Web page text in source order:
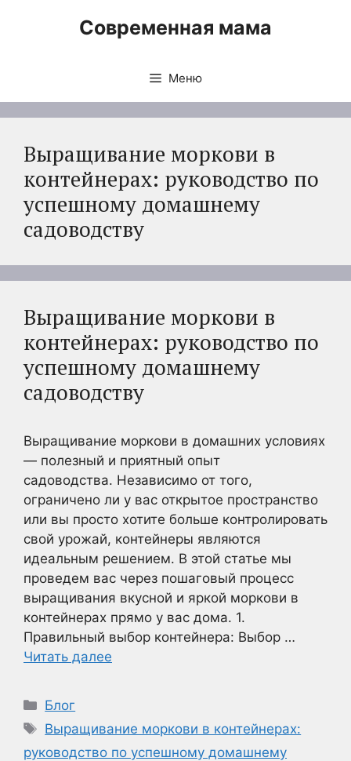
Современная мама
Меню
Выращивание моркови в
контейнерах: руководство по
успешному домашнему
садоводству
Выращивание моркови в
контейнерах: руководство по
успешному домашнему
садоводству
Выращивание моркови в домашних условиях
— полезный и приятный опыт
садоводства. Независимо от того,
ограничено ли у вас открытое пространство
или вы просто хотите больше контролировать
свой урожай, контейнеры являются
идеальным решением. В этой статье мы
проведем вас через пошаговый процесс
выращивания вкусной и яркой моркови в
контейнерах прямо у вас дома. 1.
Правильный выбор контейнера: Выбор …
Читать далее
Рубрики
Блог
Метки
Выращивание моркови в контейнерах:
руководство по успешному домашнему